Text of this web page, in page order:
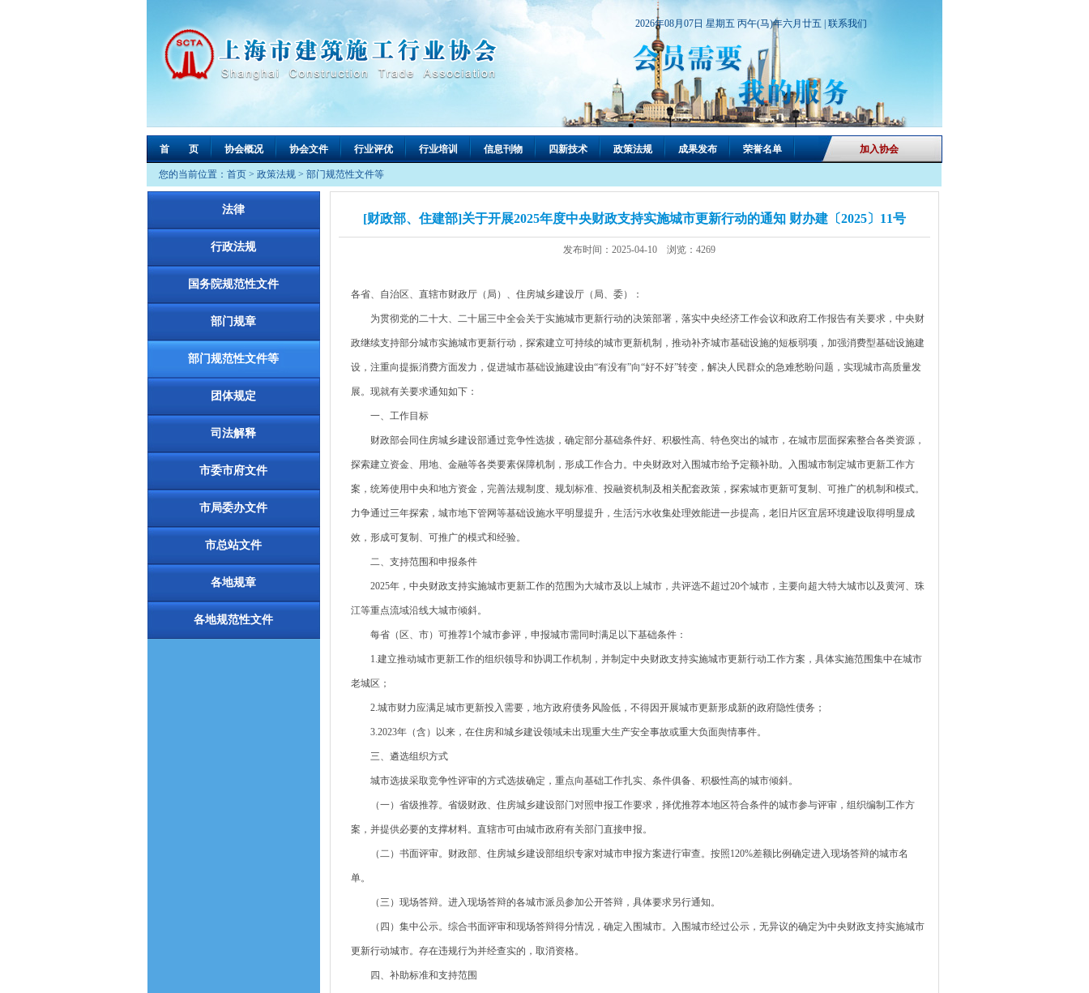
2026年08月07日 星期五 丙午(马)年六月廿五 | 联系我们
首 页 协会概况 协会文件 行业评优 行业培训 信息刊物 四新技术 政策法规 成果发布 荣誉名单 加入协会
您的当前位置： 首页 > 政策法规 > 部门规范性文件等
法律
行政法规
国务院规范性文件
部门规章
部门规范性文件等
团体规定
司法解释
市委市府文件
市局委办文件
市总站文件
各地规章
各地规范性文件
[财政部、住建部]关于开展2025年度中央财政支持实施城市更新行动的通知 财办建〔2025〕11号
发布时间：2025-04-10 浏览：4269
各省、自治区、直辖市财政厅（局）、住房城乡建设厅（局、委）：
为贯彻党的二十大、二十届三中全会关于实施城市更新行动的决策部署，落实中央经济工作会议和政府工作报告有关要求，中央财
政继续支持部分城市实施城市更新行动，探索建立可持续的城市更新机制，推动补齐城市基础设施的短板弱项，加强消费型基础设施建
设，注重向提振消费方面发力，促进城市基础设施建设由“有没有”向“好不好”转变，解决人民群众的急难愁盼问题，实现城市高质量发
展。现就有关要求通知如下：
一、工作目标
财政部会同住房城乡建设部通过竞争性选拔，确定部分基础条件好、积极性高、特色突出的城市，在城市层面探索整合各类资源，
探索建立资金、用地、金融等各类要素保障机制，形成工作合力。中央财政对入围城市给予定额补助。入围城市制定城市更新工作方
案，统筹使用中央和地方资金，完善法规制度、规划标准、投融资机制及相关配套政策，探索城市更新可复制、可推广的机制和模式。
力争通过三年探索，城市地下管网等基础设施水平明显提升，生活污水收集处理效能进一步提高，老旧片区宜居环境建设取得明显成
效，形成可复制、可推广的模式和经验。
二、支持范围和申报条件
2025年，中央财政支持实施城市更新工作的范围为大城市及以上城市，共评选不超过20个城市，主要向超大特大城市以及黄河、珠
江等重点流域沿线大城市倾斜。
每省（区、市）可推荐1个城市参评，申报城市需同时满足以下基础条件：
1.建立推动城市更新工作的组织领导和协调工作机制，并制定中央财政支持实施城市更新行动工作方案，具体实施范围集中在城市
老城区；
2.城市财力应满足城市更新投入需要，地方政府债务风险低，不得因开展城市更新形成新的政府隐性债务；
3.2023年（含）以来，在住房和城乡建设领域未出现重大生产安全事故或重大负面舆情事件。
三、遴选组织方式
城市选拔采取竞争性评审的方式选拔确定，重点向基础工作扎实、条件俱备、积极性高的城市倾斜。
（一）省级推荐。省级财政、住房城乡建设部门对照申报工作要求，择优推荐本地区符合条件的城市参与评审，组织编制工作方
案，并提供必要的支撑材料。直辖市可由城市政府有关部门直接申报。
（二）书面评审。财政部、住房城乡建设部组织专家对城市申报方案进行审查。按照120%差额比例确定进入现场答辩的城市名
单。
（三）现场答辩。进入现场答辩的各城市派员参加公开答辩，具体要求另行通知。
（四）集中公示。综合书面评审和现场答辩得分情况，确定入围城市。入围城市经过公示，无异议的确定为中央财政支持实施城市
更新行动城市。存在违规行为并经查实的，取消资格。
四、补助标准和支持范围